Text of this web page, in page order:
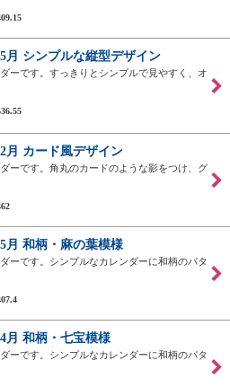
月 シンプルな縦型デザイン
ーです。すっきりとシンプルで見やすく、オ
月 カード風デザイン
ーです。角丸のカードのような影をつけ、グ
月 和柄・麻の葉模様
ーです。シンプルなカレンダーに和柄のパタ
月 和柄・七宝模様
ーです。シンプルなカレンダーに和柄のパタ